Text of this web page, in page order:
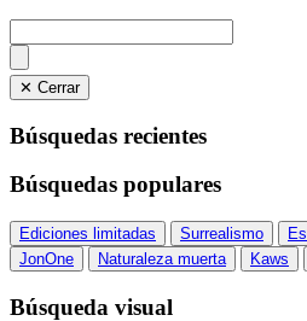
✕ Cerrar
Búsquedas recientes
Búsquedas populares
Ediciones limitadas Surrealismo
JonOne
Naturaleza muerta Kaws
Búsqueda visual